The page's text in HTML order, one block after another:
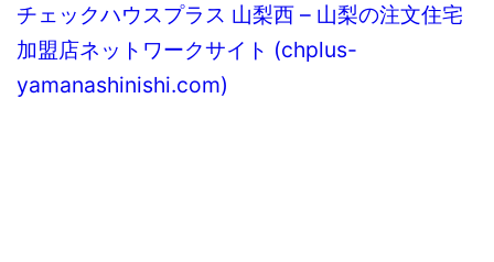
チェックハウスプラス 山梨西 – 山梨の注文住宅
加盟店ネットワークサイト (chplus-
yamanashinishi.com)